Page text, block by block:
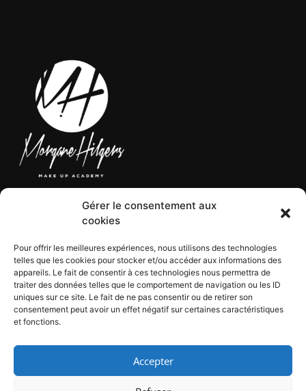
Gérer le consentement aux
cookies
Pour offrir les meilleures expériences, nous utilisons des technologies
telles que les cookies pour stocker et/ou accéder aux informations des
appareils. Le fait de consentir à ces technologies nous permettra de
traiter des données telles que le comportement de navigation ou les ID
uniques sur ce site. Le fait de ne pas consentir ou de retirer son
consentement peut avoir un effet négatif sur certaines caractéristiques
et fonctions.
Accepter
CGV
CGU
Mentions légales
Politique de confidentialité